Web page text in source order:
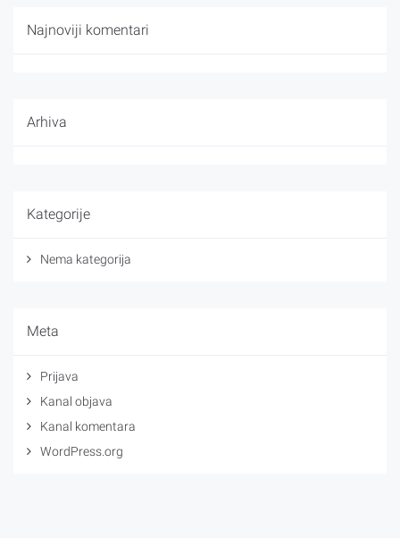
Najnoviji komentari
Arhiva
Kategorije
Nema kategorija
Meta
Prijava
Kanal objava
Kanal komentara
WordPress.org